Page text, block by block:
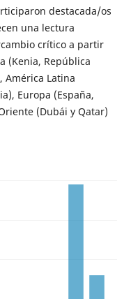
destacada/os
una lectura
crítico a partir
(Kenia, República
América Latina
Europa (España,
(Dubái y Qatar)